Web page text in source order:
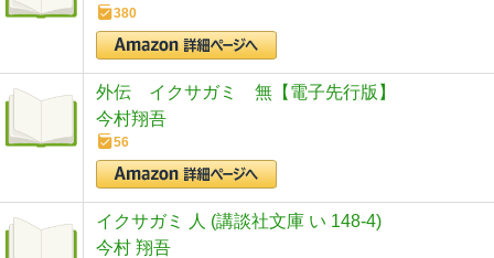
380
外伝 イクサガミ 無【電子先行版】
今村翔吾
56
イクサガミ 人 (講談社文庫 い 148-4)
今村 翔吾